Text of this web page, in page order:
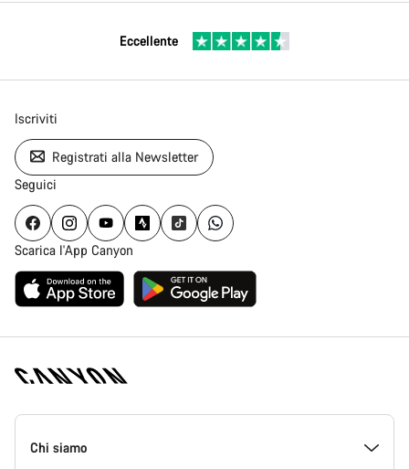
Eccellente
Iscriviti
Registrati alla Newsletter
Seguici
Scarica l'App Canyon
Piè
Chi siamo